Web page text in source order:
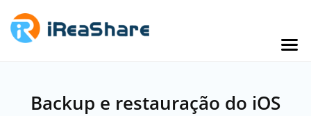
Backup e restauração do iOS